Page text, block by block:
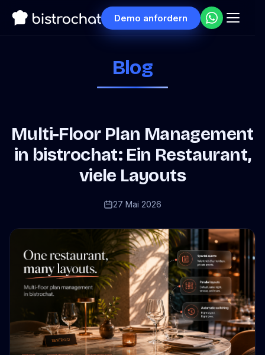
Demo anfordern
Blog
Multi-Floor Plan Management
in bistrochat: Ein Restaurant,
viele Layouts
27 Mai 2026